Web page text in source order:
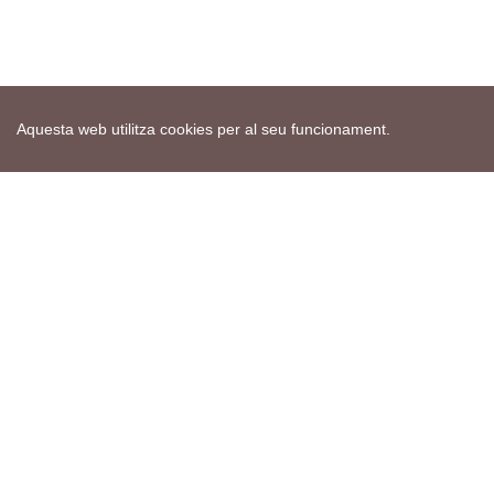
Aquesta web utilitza cookies per al seu funcionament.